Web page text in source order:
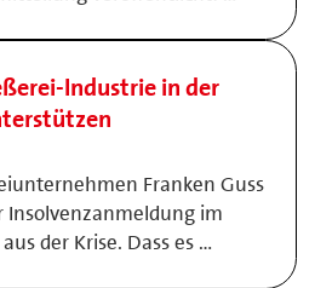
Industrie in der
Franken Guss
Insolvenzanmeldung im
der Krise. Dass es …